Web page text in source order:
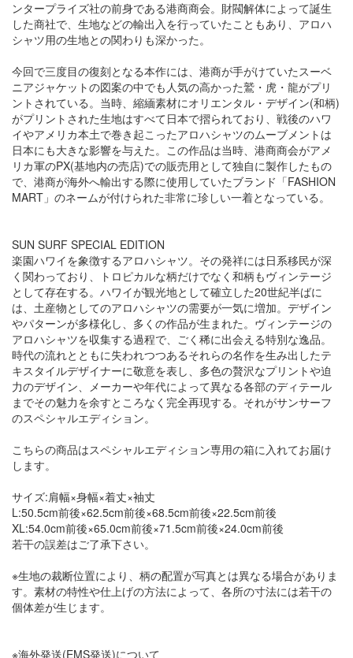
ンタープライズ社の前身である港商商会。財閥解体によって誕生
した商社で、生地などの輸出入を行っていたこともあり、アロハ
シャツ用の生地との関わりも深かった。
今回で三度目の復刻となる本作には、港商が手がけていたスーベ
ニアジャケットの図案の中でも人気の高かった鷲・虎・龍がプリ
ントされている。当時、縮緬素材にオリエンタル・デザイン(和柄)
がプリントされた生地はすべて日本で摺られており、戦後のハワ
イやアメリカ本土で巻き起こったアロハシャツのムーブメントは
日本にも大きな影響を与えた。この作品は当時、港商商会がアメ
リカ軍のPX(基地内の売店)での販売用として独自に製作したもの
で、港商が海外へ輸出する際に使用していたブランド「FASHION
MART」のネームが付けられた非常に珍しい一着となっている。
SUN SURF SPECIAL EDITION
楽園ハワイを象徴するアロハシャツ。その発祥には日系移民が深
く関わっており、トロピカルな柄だけでなく和柄もヴィンテージ
として存在する。ハワイが観光地として確立した20世紀半ばに
は、土産物としてのアロハシャツの需要が一気に増加。デザイン
やパターンが多様化し、多くの作品が生まれた。ヴィンテージの
アロハシャツを収集する過程で、ごく稀に出会える特別な逸品。
時代の流れとともに失われつつあるそれらの名作を生み出したテ
キスタイルデザイナーに敬意を表し、多色の贅沢なプリントや迫
力のデザイン、メーカーや年代によって異なる各部のディテール
までその魅力を余すところなく完全再現する。それがサンサーフ
のスペシャルエディション。
こちらの商品はスペシャルエディション専用の箱に入れてお届け
します。
サイズ:肩幅×身幅×着丈×袖丈
L:50.5cm前後×62.5cm前後×68.5cm前後×22.5cm前後
XL:54.0cm前後×65.0cm前後×71.5cm前後×24.0cm前後
若干の誤差はご了承下さい。
※生地の裁断位置により、柄の配置が写真とは異なる場合がありま
す。素材の特性や仕上げの方法によって、各所の寸法には若干の
個体差が生じます。
※海外発送(EMS発送)について